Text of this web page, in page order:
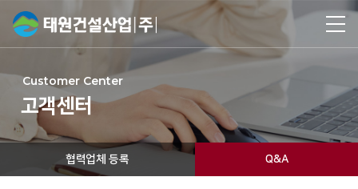
Customer Center
고객센터
협력업체 등록 Q&A